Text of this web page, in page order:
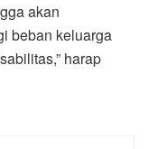
akan
beban keluarga
harap